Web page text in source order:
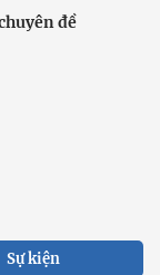
đề
Sự kiện